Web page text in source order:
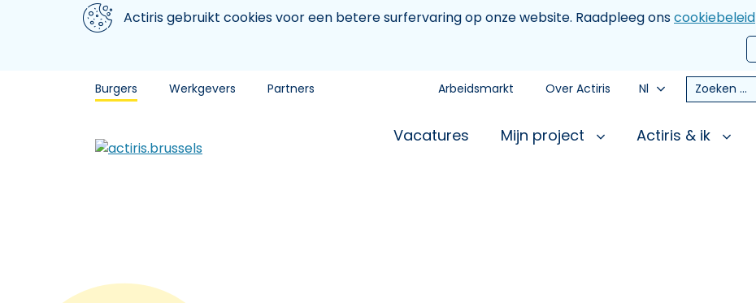
Aller au contenu principal
We gebruiken cookiesActiris gebruikt cookies voor een betere surfervaring op onze website. Raadpleeg onscookiebeleid
Burgers Werkgevers Partners Arbeidsmarkt Over Actiris Nl Zoeken
Vacatures Mijn project Actiris & ik